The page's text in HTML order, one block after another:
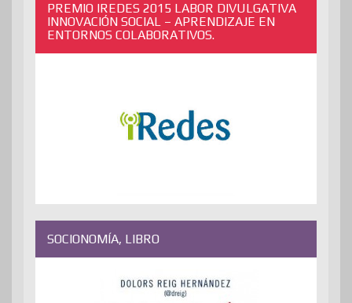
PREMIO IREDES 2015 LABOR DIVULGATIVA
INNOVACIÓN SOCIAL – APRENDIZAJE EN
ENTORNOS COLABORATIVOS.
SOCIONOMÍA, LIBRO